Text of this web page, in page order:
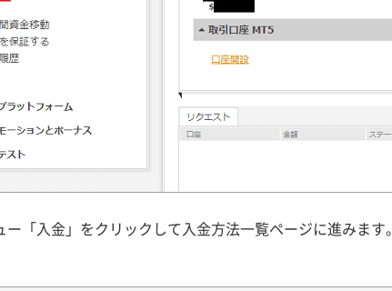
ー「入金」をクリックして入金方法一覧ページに進みます。